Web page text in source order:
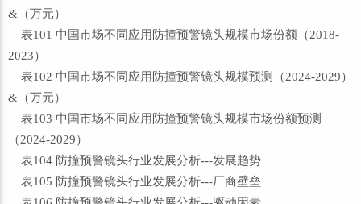
&（万元）
表101 中国市场不同应用防撞预警镜头规模市场份额（2018-
2023）
表102 中国市场不同应用防撞预警镜头规模预测（2024-2029）
&（万元）
表103 中国市场不同应用防撞预警镜头规模市场份额预测
（2024-2029）
表104 防撞预警镜头行业发展分析---发展趋势
表105 防撞预警镜头行业发展分析---厂商壁垒